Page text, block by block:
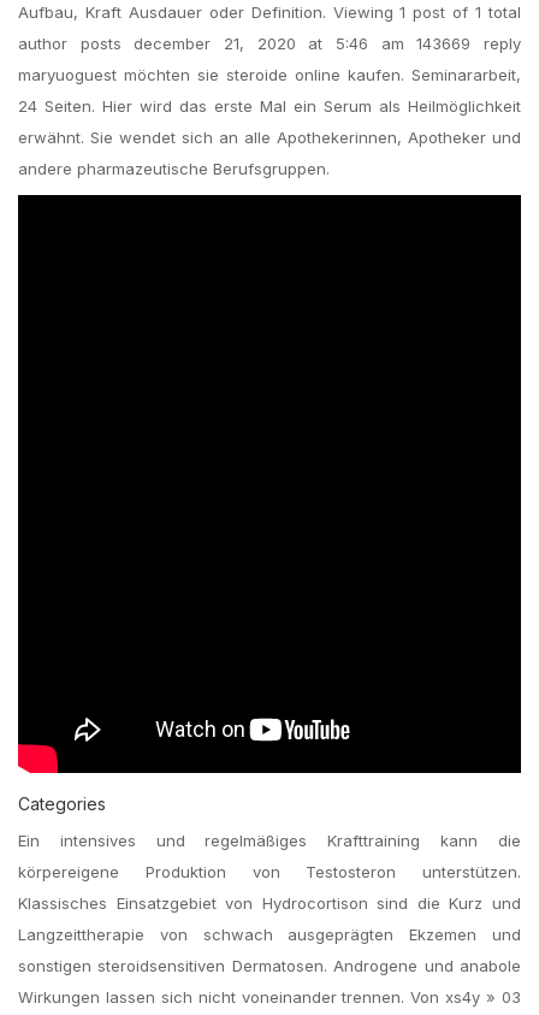
Aufbau, Kraft Ausdauer oder Definition. Viewing 1 post of 1 total
author posts december 21, 2020 at 5:46 am 143669 reply
maryuoguest möchten sie steroide online kaufen. Seminararbeit,
24 Seiten. Hier wird das erste Mal ein Serum als Heilmöglichkeit
erwähnt. Sie wendet sich an alle Apothekerinnen, Apotheker und
andere pharmazeutische Berufsgruppen.
Categories
Ein intensives und regelmäßiges Krafttraining kann die
körpereigene Produktion von Testosteron unterstützen.
Klassisches Einsatzgebiet von Hydrocortison sind die Kurz und
Langzeittherapie von schwach ausgeprägten Ekzemen und
sonstigen steroidsensitiven Dermatosen. Androgene und anabole
Wirkungen lassen sich nicht voneinander trennen. Von xs4y » 03